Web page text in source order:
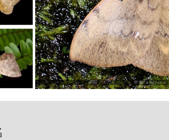
學名:Andraca